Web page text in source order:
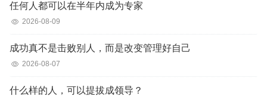
任何人都可以在半年内成为专家
2026-08-09
成功真不是击败别人，而是改变管理好自己
2026-08-07
什么样的人，可以提拔成领导？